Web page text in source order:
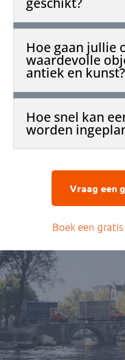
Hoe gaan jullie
waardevolle
antiek en kunst?
Hoe snel kan
worden
Vraag een
Boek een